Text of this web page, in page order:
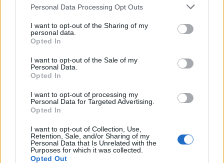
Personal Data Processing Opt Outs
I want to opt-out of the Sharing of my
personal data.
Opted In
I want to opt-out of the Sale of my
Personal Data.
Opted In
I want to opt-out of processing my
Personal Data for Targeted Advertising.
Opted In
I want to opt-out of Collection, Use,
Retention, Sale, and/or Sharing of my
Personal Data that Is Unrelated with the
Purposes for which it was collected.
Opted Out
“I Verdi e i 5 Stelle non hanno mai
fatto alleanze elettorali con il
Movimento dei cittadini”